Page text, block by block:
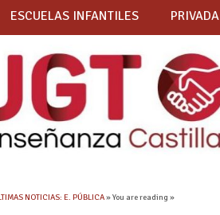
ESCUELAS INFANTILES PRIVADA
NOTICIAS: E. PÚBLICA» You are reading »